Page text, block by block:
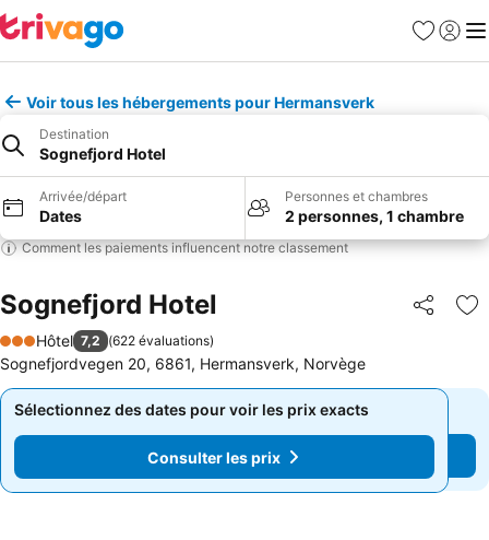
Favoris
Se
Voir tous les hébergements pour Hermansverk
Destination
Sognefjord Hotel
Arrivée/départ
Dates
Personnes et chambres
2 personnes, 1 chambre
Comment les paiements influencent notre classement
Sognefjord Hotel Partager
3 Étoiles
Hôtel 7,2 (622 évaluations)
Sognefjordvegen 20, 6861, Hermansverk, Norvège
Sélectionnez des dates pour voir les prix exacts
Consulter les prix
Sélectionnez des dates pour voir les prix exacts
Consulter les prix